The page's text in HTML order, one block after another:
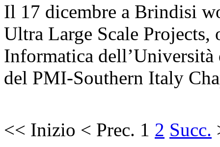
Il 17 dicembre a Brindisi
Ultra Large Scale
Informatica
del PMI-Southern Italy
<< Inizio < Prec. 1 2 Succ.